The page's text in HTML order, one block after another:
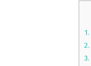
1.
2.
3.